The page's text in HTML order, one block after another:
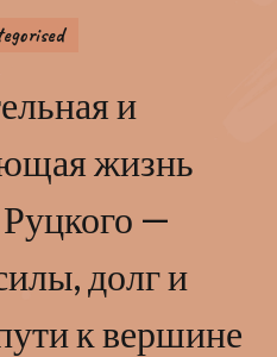
и
жизнь
—
долг и
к вершине